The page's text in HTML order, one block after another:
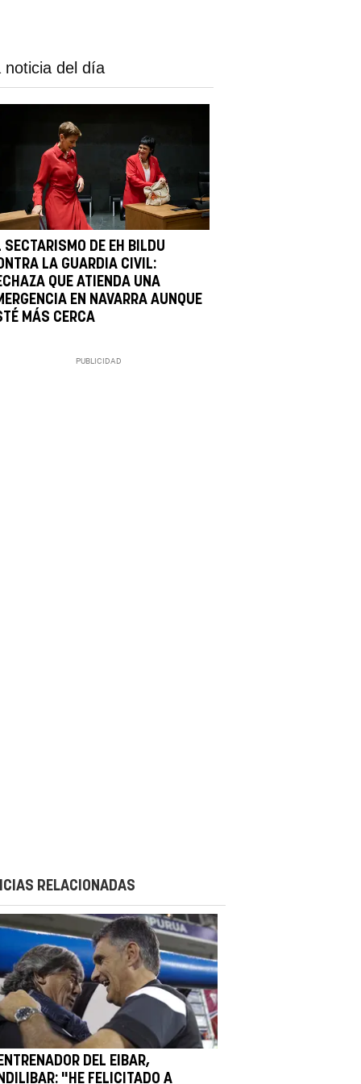
noticia del día
SECTARISMO DE EH BILDU
LA GUARDIA CIVIL:
QUE ATIENDA UNA
EN NAVARRA AUNQUE
MÁS CERCA
RELACIONADAS
DEL EIBAR,
"HE FELICITADO A